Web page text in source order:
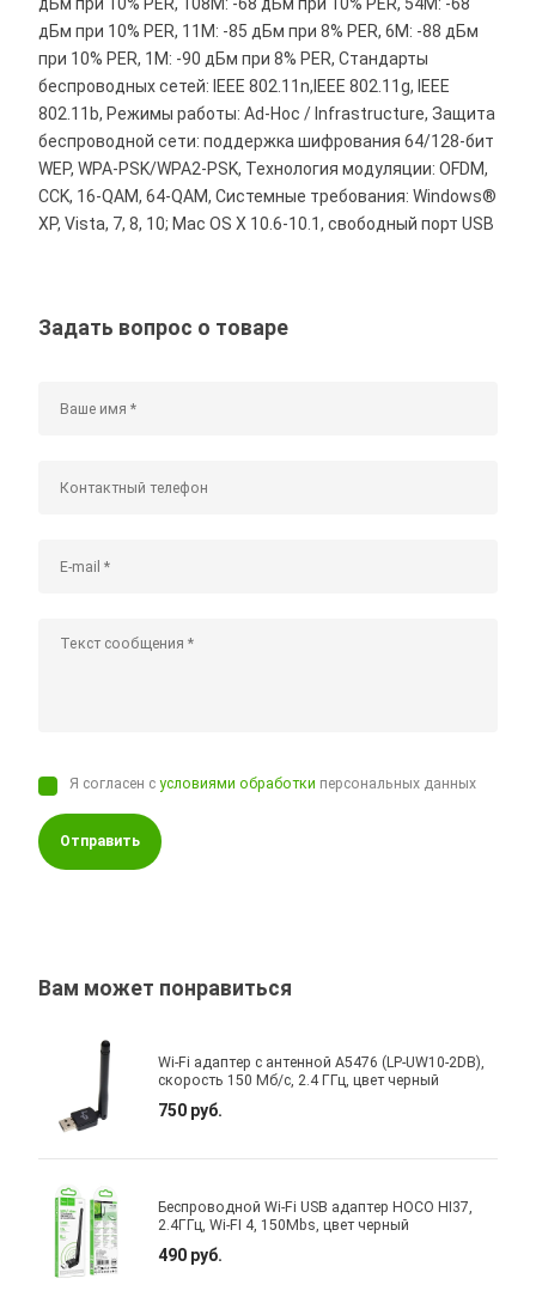
дБм при 10% PER, 11M: -85 дБм при 8% PER, 6M: -88 дБм
при 10% PER, 1M: -90 дБм при 8% PER, Стандарты
беспроводных сетей: IEEE 802.11n,IEEE 802.11g, IEEE
802.11b, Режимы работы: Ad-Hoc / Infrastructure, Защита
беспроводной сети: поддержка шифрования 64/128-бит
WEP, WPA-PSK/WPA2-PSK, Технология модуляции: OFDM,
CCK, 16-QAM, 64-QAM, Системные требования: Windows®
XP, Vista, 7, 8, 10; Mac OS X 10.6-10.1, свободный порт USB
Задать вопрос о товаре
Я согласен сусловиями обработки персональных данных
Отправить
Вам может понравиться
Wi-Fi адаптер с антенной A5476 (LP-UW10-2DB),
скорость 150 Мб/с, 2.4 ГГц, цвет черный
750 руб.
Беспроводной Wi-Fi USB адаптер HOCO HI37,
2.4ГГц, Wi-FI 4, 150Mbs, цвет черный
490 руб.